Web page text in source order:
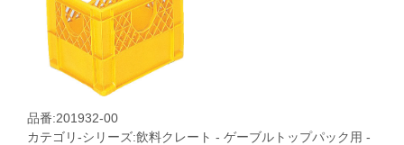
品番:201932-00
カテゴリ-シリーズ:飲料クレート - ゲーブルトップパック用 -